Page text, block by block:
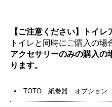
【ご注意ください】トイ
トイレと同時にご購入の場
アクセサリーのみの購入の
ります。
TOTO 紙巻器 オプション